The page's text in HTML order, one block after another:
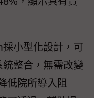
小型化設計，可
統整合，無需改變
低院所導入阻